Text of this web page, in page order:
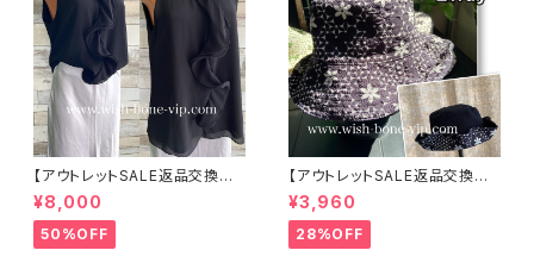
【アウトレットSALE返品交換不
可8/20まで】イタリア製 CASA
DEILUCA ITALY｜前フリル＆B
IGフリルトップス /ブラック
¥8,000
50%OFF
【アウトレットSALE返品交換不
可8/20まで】ワッフル立体フラワ
ー＆無地 2way リバーシブルハ
ット・ワイヤー入り変形ハット・フ
ラワー帽子【ブラック】
¥3,960
28%OFF